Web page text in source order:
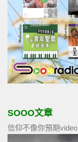
SOOO文章
信仰不像你預期video